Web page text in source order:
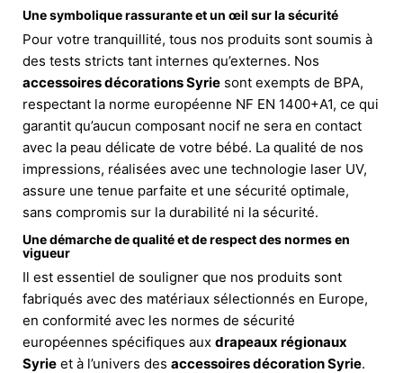
Une symbolique rassurante et un œil sur la sécurité
Pour votre tranquillité, tous nos produits sont soumis à
des tests stricts tant internes qu’externes. Nos
accessoires décorations Syrie sont exempts de BPA,
respectant la norme européenne NF EN 1400+A1, ce qui
garantit qu’aucun composant nocif ne sera en contact
avec la peau délicate de votre bébé. La qualité de nos
impressions, réalisées avec une technologie laser UV,
assure une tenue parfaite et une sécurité optimale,
sans compromis sur la durabilité ni la sécurité.
Une démarche de qualité et de respect des normes en
vigueur
Il est essentiel de souligner que nos produits sont
fabriqués avec des matériaux sélectionnés en Europe,
en conformité avec les normes de sécurité
européennes spécifiques aux drapeaux régionaux
Syrie et à l’univers des accessoires décoration Syrie.